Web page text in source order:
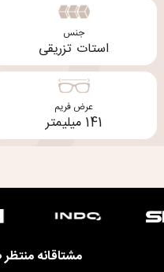
جنس
استات تزریقی
عرض فریم
141 میلیمتر
مشتاقانه